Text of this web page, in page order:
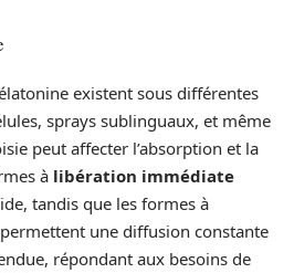
existent sous différentes
sprays sublinguaux, et même
peut affecter l’absorption et la
à libération immédiate
tandis que les formes à
permettent une diffusion constante
répondant aux besoins de